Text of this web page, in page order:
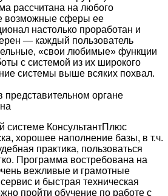
рассчитана на любого
возможные сферы ее
настолько проработан и
— каждый пользователь
«свои любимые» функции
с системой из их широкого
системы выше всяких похвал.
представительном органе
системе КонсультантПлюс
хорошее наполнение базы, в т.ч.
практика, пользоваться
Программа востребована на
вежливые и грамотные
и быстрая техническая
пройти обучение по работе с